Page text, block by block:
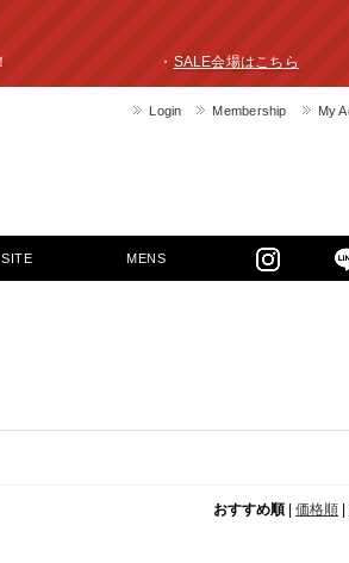
スダウン！ ・ SALE会場はこちら
My
Membership
Login
MENS
おすすめ順 価格順